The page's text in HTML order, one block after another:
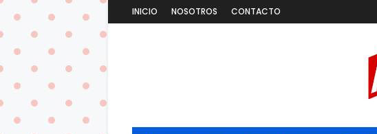
INICIO NOSOTROS CONTACTO